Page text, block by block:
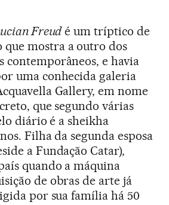
Freudé um tríptico de
mostra a outro dos
contemporâneos, e havia
uma conhecida galeria
Gallery, em nome
que segundo várias
diário é a sheikha
Filha da segunda esposa
a Fundação Catar),
quando a máquina
de obras de arte já
por sua família há 50